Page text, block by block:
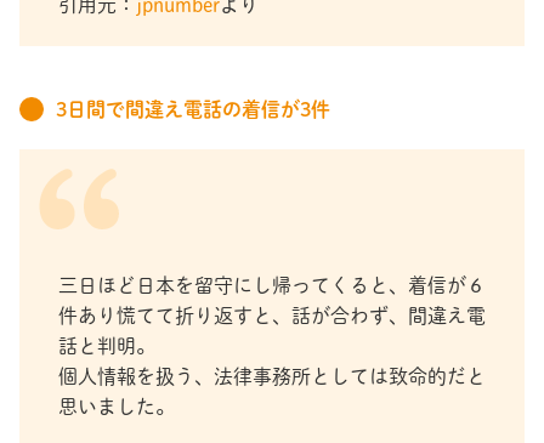
引用元： jpnumberより
3日間で間違え電話の着信が3件
三日ほど日本を留守にし帰ってくると、着信が６
件あり慌てて折り返すと、話が合わず、間違え電
話と判明。
個人情報を扱う、法律事務所としては致命的だと
思いました。